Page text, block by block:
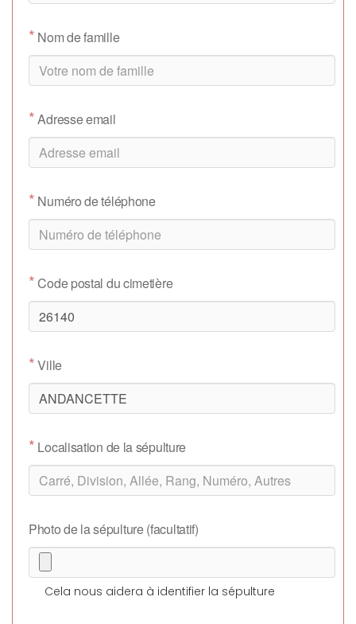
* Nom de famille
*Adresse email
* Numéro de téléphone
*Code postal du cimetière
*Ville
* Localisation de la sépulture
Photo de la sépulture (facultatif)
Cela nous aidera à identifier la sépulture